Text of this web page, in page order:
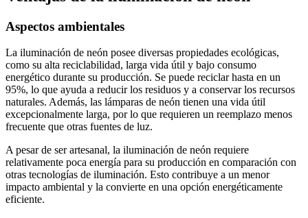
Aspectos ambientales
La iluminación de neón posee diversas propiedades ecológicas,
como su alta reciclabilidad, larga vida útil y bajo consumo
energético durante su producción. Se puede reciclar hasta en un
95%, lo que ayuda a reducir los residuos y a conservar los recursos
naturales. Además, las lámparas de neón tienen una vida útil
excepcionalmente larga, por lo que requieren un reemplazo menos
frecuente que otras fuentes de luz.
A pesar de ser artesanal, la iluminación de neón requiere
relativamente poca energía para su producción en comparación con
otras tecnologías de iluminación. Esto contribuye a un menor
impacto ambiental y la convierte en una opción energéticamente
eficiente.